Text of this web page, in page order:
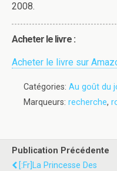
2008.
Acheter le livre :
Acheter le livre sur
Catégories: Au goût du
Marqueurs: recherche,
Publication Précédente
[:fr]La Princesse Des